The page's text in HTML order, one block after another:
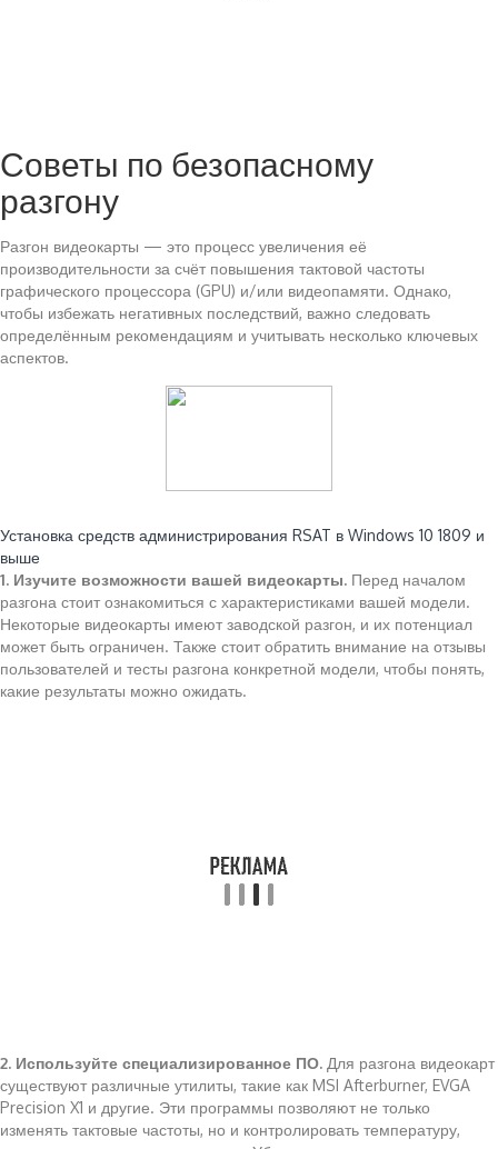
Советы по безопасному
разгону
Разгон видеокарты — это процесс увеличения её
производительности за счёт повышения тактовой частоты
графического процессора (GPU) и/или видеопамяти. Однако,
чтобы избежать негативных последствий, важно следовать
определённым рекомендациям и учитывать несколько ключевых
аспектов.
Установка средств администрирования RSAT в Windows 10 1809 и
выше
1. Изучите возможности вашей видеокарты. Перед началом
разгона стоит ознакомиться с характеристиками вашей модели.
Некоторые видеокарты имеют заводской разгон, и их потенциал
может быть ограничен. Также стоит обратить внимание на отзывы
пользователей и тесты разгона конкретной модели, чтобы понять,
какие результаты можно ожидать.
2. Используйте специализированное ПО. Для разгона видеокарт
существуют различные утилиты, такие как MSI Afterburner, EVGA
Precision X1 и другие. Эти программы позволяют не только
изменять тактовые частоты, но и контролировать температуру,